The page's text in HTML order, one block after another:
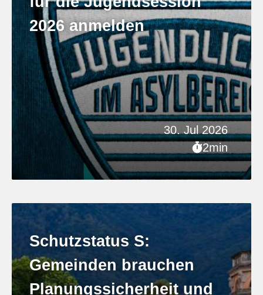
30. Jul 2026
2min
2026 anmelden
Schutzstatus S:
Gemeinden brauchen
Planungssicherheit und